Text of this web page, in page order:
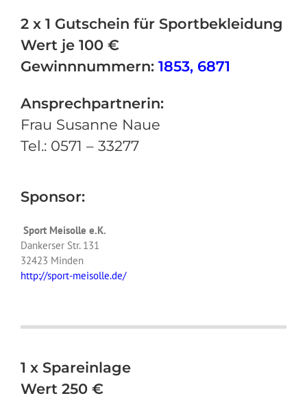
2 x 1 Gutschein für Sportbekleidung
Wert je 100 €
Gewinnnummern: 1853, 6871
Ansprechpartnerin:
Frau Susanne Naue
Tel.: 0571 – 33277
Sponsor:
Sport Meisolle e.K.
Dankerser Str. 131
32423 Minden
http://sport-meisolle.de/
1 x Spareinlage
Wert 250 €